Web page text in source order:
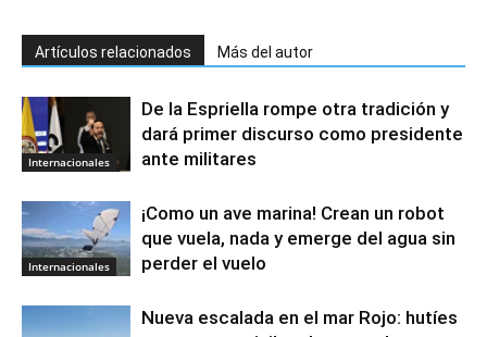
Artículos relacionados Más del autor
Internacionales
De la Espriella rompe otra tradición y
dará primer discurso como presidente
ante militares
Internacionales
¡Como un ave marina! Crean un robot
que vuela, nada y emerge del agua sin
perder el vuelo
Nueva escalada en el mar Rojo: hutíes